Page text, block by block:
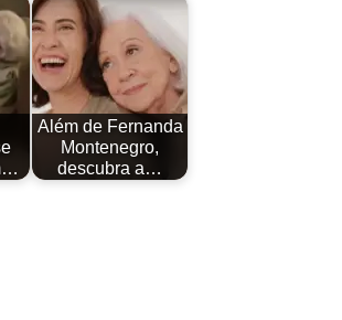
Além de Fernanda
Montenegro,
descubra a…